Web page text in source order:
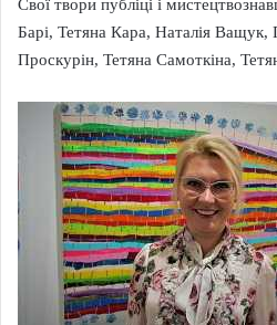
Свої твори публіці і
Барі, Тетяна Кара, Наталія Ващук,
Проскурін, Тетяна Самоткіна,